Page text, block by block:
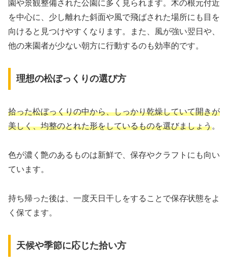
園や景観整備された公園に多く見られます。木の根元付近
を中心に、少し離れた斜面や風で飛ばされた場所にも目を
向けると見つけやすくなります。また、風が強い翌日や、
他の来園者が少ない朝方に行動するのも効率的です。
理想の松ぼっくりの選び方
拾った松ぼっくりの中から、しっかり乾燥していて開きが
美しく、均整のとれた形をしているものを選びましょう。
色が濃く艶のあるものは新鮮で、保存やクラフトにも向い
ています。
持ち帰った後は、一度天日干しをすることで保存状態をよ
く保てます。
天候や季節に応じた拾い方